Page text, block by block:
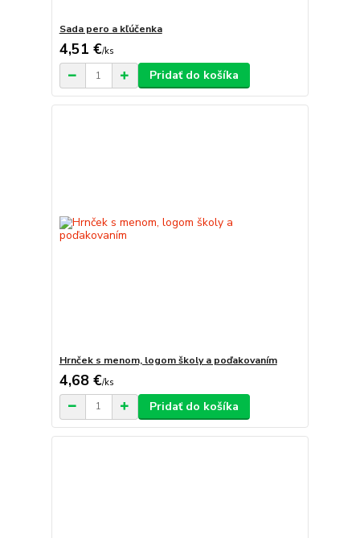
Sada pero a kľúčenka
4,51 €/ks
Pridať do košíka
Hrnček s menom, logom školy a poďakovaním
4,68 €/ks
Pridať do košíka